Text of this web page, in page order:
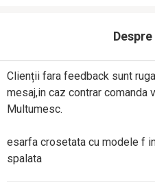
Clienții fara feedback sunt
mesaj,in caz contrar comanda
Multumesc.
esarfa crosetata cu modele f
spalata